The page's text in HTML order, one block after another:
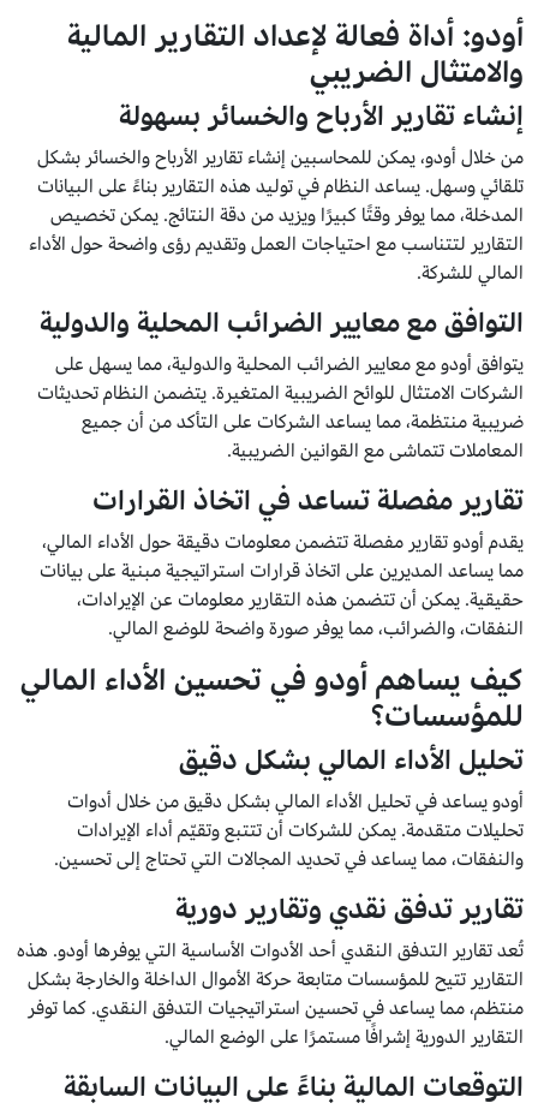
أودو: أداة فعالة لإعداد التقارير المالية
والامتثال الضريبي
إنشاء تقارير الأرباح والخسائر بسهولة
من خلال أودو، يمكن للمحاسبين إنشاء تقارير الأرباح والخسائر بشكل
تلقائي وسهل. يساعد النظام في توليد هذه التقارير بناءً على البيانات
المدخلة، مما يوفر وقتًا كبيرًا ويزيد من دقة النتائج. يمكن تخصيص
التقارير لتتناسب مع احتياجات العمل وتقديم رؤى واضحة حول الأداء
المالي للشركة.
التوافق مع معايير الضرائب المحلية والدولية
يتوافق أودو مع معايير الضرائب المحلية والدولية، مما يسهل على
الشركات الامتثال للوائح الضريبية المتغيرة. يتضمن النظام تحديثات
ضريبية منتظمة، مما يساعد الشركات على التأكد من أن جميع
المعاملات تتماشى مع القوانين الضريبية.
تقارير مفصلة تساعد في اتخاذ القرارات
يقدم أودو تقارير مفصلة تتضمن معلومات دقيقة حول الأداء المالي،
مما يساعد المديرين على اتخاذ قرارات استراتيجية مبنية على بيانات
حقيقية. يمكن أن تتضمن هذه التقارير معلومات عن الإيرادات،
النفقات، والضرائب، مما يوفر صورة واضحة للوضع المالي.
كيف يساهم أودو في تحسين الأداء المالي
للمؤسسات؟
تحليل الأداء المالي بشكل دقيق
أودو يساعد في تحليل الأداء المالي بشكل دقيق من خلال أدوات
تحليلات متقدمة. يمكن للشركات أن تتتبع وتقيّم أداء الإيرادات
والنفقات، مما يساعد في تحديد المجالات التي تحتاج إلى تحسين.
تقارير تدفق نقدي وتقارير دورية
تُعد تقارير التدفق النقدي أحد الأدوات الأساسية التي يوفرها أودو. هذه
التقارير تتيح للمؤسسات متابعة حركة الأموال الداخلة والخارجة بشكل
منتظم، مما يساعد في تحسين استراتيجيات التدفق النقدي. كما توفر
التقارير الدورية إشرافًا مستمرًا على الوضع المالي.
التوقعات المالية بناءً على البيانات السابقة